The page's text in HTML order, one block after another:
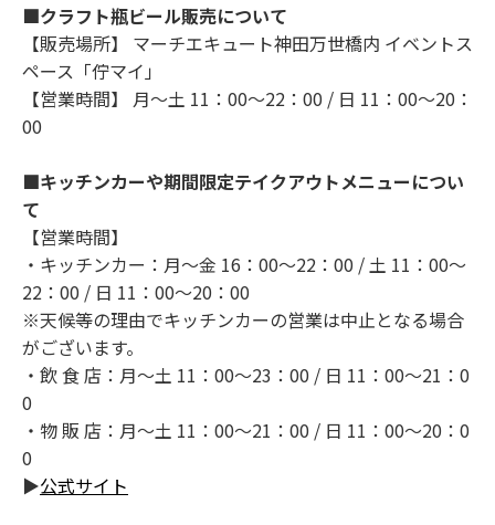
■クラフト瓶ビール販売について
【販売場所】 マーチエキュート神田万世橋内 イベントス
ペース「佇マイ」
【営業時間】 月～土 11：00～22：00 / 日 11：00～20：
00
■キッチンカーや期間限定テイクアウトメニューについ
て
【営業時間】
・キッチンカー：月～金 16：00～22：00 / 土 11：00～
22：00 / 日 11：00～20：00
※天候等の理由でキッチンカーの営業は中止となる場合
がございます。
・飲 食 店：月～土 11：00～23：00 / 日 11：00～21：0
0
・物 販 店：月～土 11：00～21：00 / 日 11：00～20：0
0
▶公式サイト